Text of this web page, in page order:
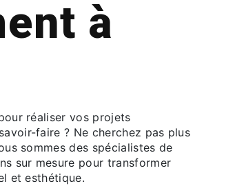
à
réaliser vos projets
faire ? Ne cherchez pas plus
sommes des spécialistes de
sur mesure pour transformer
et esthétique.